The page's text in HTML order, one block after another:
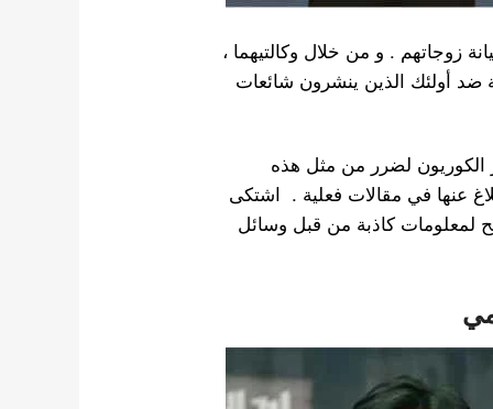
. و من خلال وكالتيهما ،
ضد أولئك الذين ينشرون شائعات
الكوريون لضرر من مثل هذه
عنها في مقالات فعلية . اشتكى
لمعلومات كاذبة من قبل وسائل